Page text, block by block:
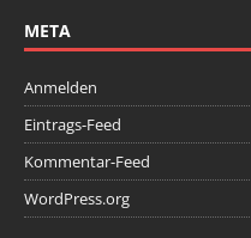
META
Anmelden
Eintrags-Feed
Kommentar-Feed
WordPress.org